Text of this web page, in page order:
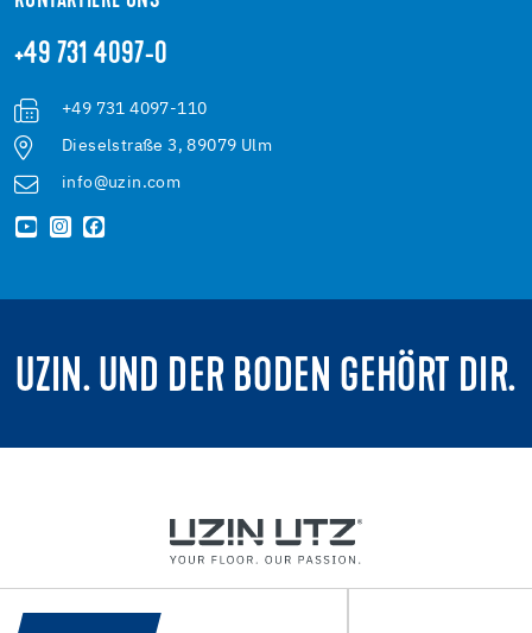
+49 731 4097-0
+49 731 4097-110
Dieselstraße 3, 89079 Ulm
info@uzin.com
UZIN. UND DER BODEN GEHÖRT DIR.